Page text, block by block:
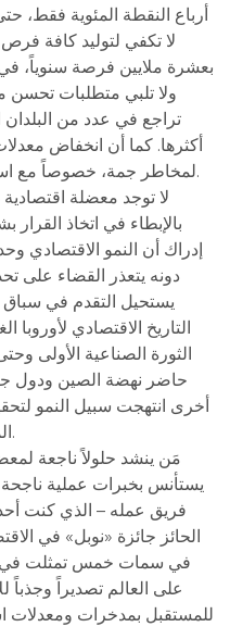
لا تكفي لتوليد كافة
بعشرة ملايين فرصة سنوياً،
ولا تلبي متطلبات
تراجع في عدد من البلدان
أكثرها. كما أن انخفاض
لمخاطر جمة، خصوصاً مع استمرار ارتفاع عجز الموازنات العامة.
لا توجد معضلة
بالإبطاء في اتخاذ القرار
إدراك أن النمو الاقتصادي
دونه يتعذر القضاء على
يستحيل التقدم في سباق
التاريخ الاقتصادي لأوروبا
الثورة الصناعية الأولى
حاضر نهضة الصين ودول
أخرى انتهجت سبيل النمو
المطرد في القضاء على الفقر المُدقع.
مَن ينشد حلولاً ناجعة
يستأنس بخبرات عملية ناجحة
فريق عمله – الذي كنت
الحائز جائزة «نوبل» في
في سمات خمس تمثلت في:
على العالم تصديراً وجذباً
للمستقبل بمدخرات ومعدلات